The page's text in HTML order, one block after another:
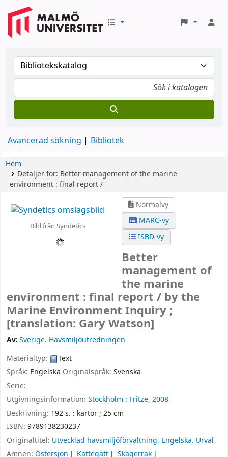
Avancerad sökning Bibliotek
Hem
Detaljer för: Better management of the marine
environment : final report /
Bild från Syndetics
Normalvy
MARC-vy
ISBD-vy
Better
management of
the marine
environment : final report / by the
Marine Environment Inquiry ;
[translation: Gary Watson]
Av:Sverige. Havsmiljöutredningen
Materialtyp:
Text
Språk: Engelska Originalspråk: Svenska
Serie:
Utgivningsinformation: Stockholm : Fritze, 2008
Beskrivning: 192 s. : kartor ; 25 cm
ISBN: 9789138230237
Originaltitel: Utvecklad havsmiljöförvaltning. Engelska. Urval
Ämnen: Östersjön Kattegatt Skagerrak